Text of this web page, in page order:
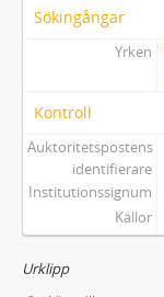
Sökingångar
Yrken
Kontroll
Auktoritetspostens
identifierare
Institutionssignum
Källor
Urklipp